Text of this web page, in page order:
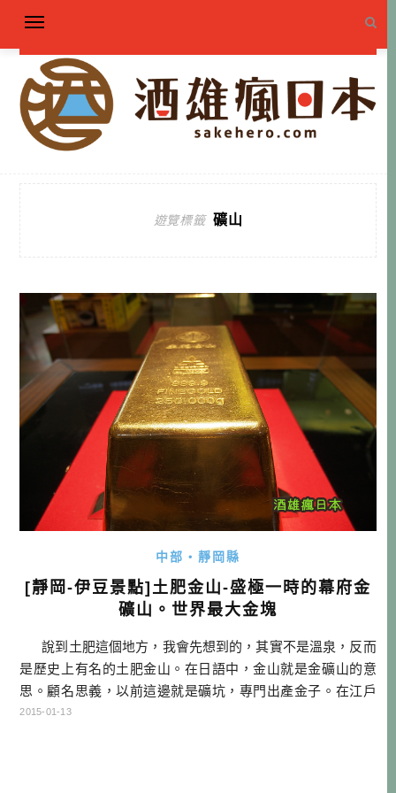
遊覽標籤 礦山
中部・靜岡縣
[靜岡-伊豆景點]土肥金山-盛極一時的幕府金
礦山。世界最大金塊
說到土肥這個地方，我會先想到的，其實不是溫泉，反而
是歷史上有名的土肥金山。在日語中，金山就是金礦山的意
思。顧名思義，以前這邊就是礦坑，專門出產金子。在江戶
時代，只要出產金子的地方，就是天領（幕府直接管理的地
2015-01-13